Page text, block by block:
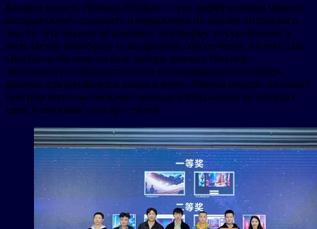
Базовая модель Wukong-Huahua — это диффузионная модель,
которая может создавать изображения на основе китайского
текста. Эта модель объединяет платформу искусственного
интеллекта MindSpore и аппаратное обеспечение Ascend Atlas.
Она была обучена на базе набора данных Wukong,
крупнейшего общедоступного мультимодального набора
данных для китайского языка в мире. Данная модель способна
генерировать высококачественные изображения различных
сцен в широком спектре стилей.